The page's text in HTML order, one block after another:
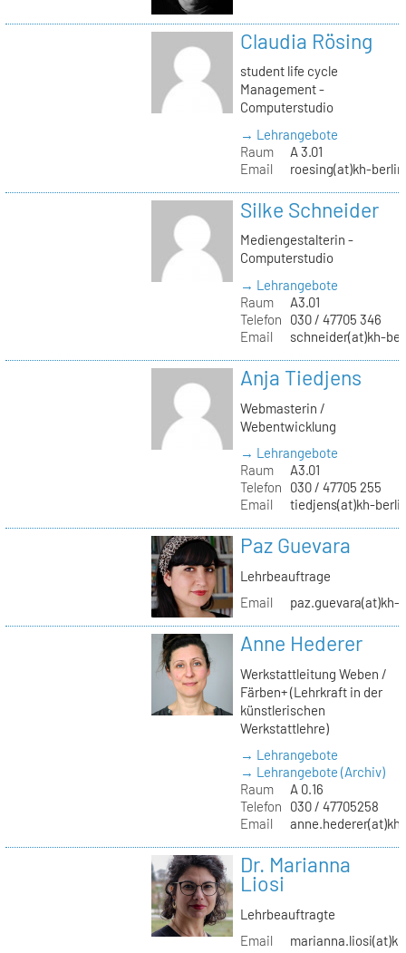
Claudia Rösing
student life cycle
Management -
Computerstudio
→ Lehrangebote
Raum
A 3.01
Email
roesing(at)kh-
Silke Schneider
Mediengestalterin -
Computerstudio
→ Lehrangebote
Raum
A3.01
Telefon
030 / 47705 346
Email
schneider(at)kh-
Anja Tiedjens
Webmasterin /
Webentwicklung
→ Lehrangebote
Raum
A3.01
Telefon
030 / 47705 255
Email
tiedjens(at)kh-
Paz Guevara
Lehrbeauftrage
Email
paz.guevara(at)kh-
Anne Hederer
Werkstattleitung Weben /
Färben+ (Lehrkraft in der
künstlerischen
Werkstattlehre)
→ Lehrangebote
→ Lehrangebote (Archiv)
Raum
A 0.16
Telefon
030 / 47705258
Email
Dr. Marianna
Liosi
Lehrbeauftragte
Email